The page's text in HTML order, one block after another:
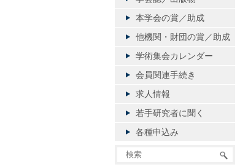
本学会の賞／助成
他機関・財団の賞／助成
学術集会カレンダー
会員関連手続き
求人情報
若手研究者に聞く
各種申込み